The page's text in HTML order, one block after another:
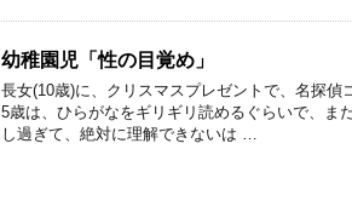
幼稚園児「性の目覚め」
長女(10歳)に、クリスマスプレゼントで、名探
5歳は、ひらがなをギリギリ読めるぐらいで、ま
し過ぎて、絶対に理解できないは …